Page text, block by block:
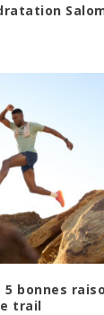
5 bonnes
trail